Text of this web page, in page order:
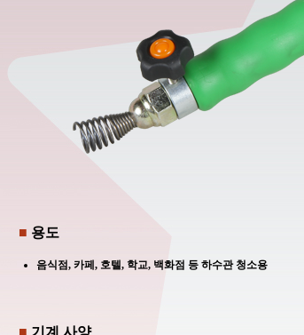
■ 용도
음식점, 카페, 호텔, 학교, 백화점 등 하수관 청소용
■ 기계 사양